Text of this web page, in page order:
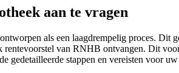
aan te vragen
als een laagdrempelig proces. Dit
rentevoorstel van RNHB ontvangen. Dit
gedetailleerde stappen en vereisten voor